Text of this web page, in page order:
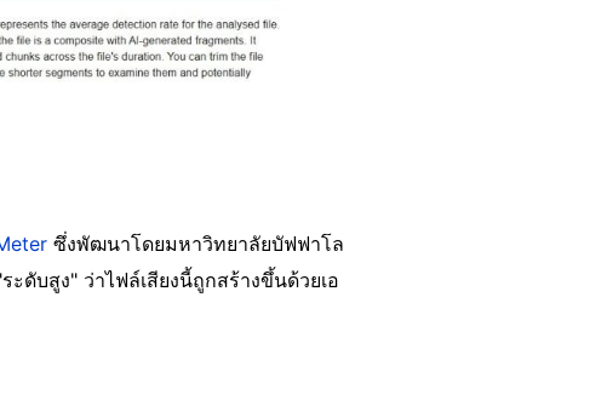
ซึ่งพัฒนาโดยมหาวิทยาลัยบัฟฟาโล
ดับสูง" ว่าไฟล์เสียงนี้ถูกสร้างขึ้นด้วยเอ